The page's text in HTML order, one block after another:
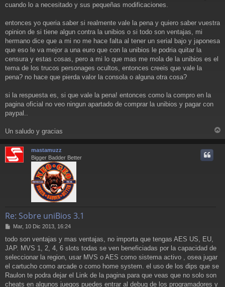
cuando lo a necesitado y sus pequeñas modificaciones.
entonces yo queria saber si realmente vale la pena y quiero saber vuestra
opinion de si tiene algun contra la unibios o si todo son ventajas, mi
hermano dice que a mi no me hace falta al tener un serial bajo y japonesa
que eso le va mejor a una euro que con la unibios le podria quitar la
censura y estas cosas, pero a mi lo que mas me mola de la unibios es el
tema de los trucos personages ocultos, entonces creeis que vale la
pena? no hace que pierda valor la consola o alguna otra cosa?
si la respuesta es, si que vale la pena! entonces como la compro en la
pagina oficial no veo ningun apartado de comprar la unibios y pagar con
paypal..
Un saludo y gracias
r
mastamuzz
Bigger Badder Better
Re: Sobre uniBios 3.1
M
n
s
a
Mar, 10 Dic 2013, 16:24
todo son ventajas y mas ventajas, no importa que tengas AES US, EU,
JAP. MVS 1, 2, 4, 6 slots todas se ven beneficiadas por la capacidad de
seleccionar la region, usar MVS o AES como sistema activo , osea jugar
el cartucho como arcade o como home system. el uso de los dips que se
Raulon te podra dejar el Link de la pagina para que veas que no solo son
cheats en algunos juegos puedes entrar al debug de los programadores y